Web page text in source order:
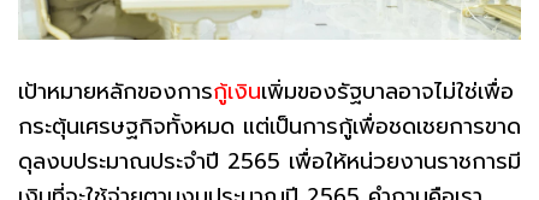
เป้าหมายหลักของการกู้เงินเพิ่มของรัฐบาลอาจไม่ใช่เพื่อ
กระตุ้นเศรษฐกิจทั้งหมด แต่เป็นการกู้เพื่อชดเชยการขาด
ดุลงบประมาณประจำปี 2565 เพื่อให้หน่วยงานราชการมี